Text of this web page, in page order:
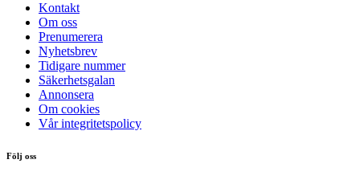
Kontakt
Om oss
Prenumerera
Nyhetsbrev
Tidigare nummer
Säkerhetsgalan
Annonsera
Om cookies
Vår integritetspolicy
Följ oss